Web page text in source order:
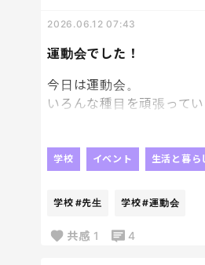
運動会でした！
2026.06.12 07:43
今日は運動会。
いろんな種目を頑張ってい
最近の時事に絡めている
昨年よりももっと頑張っ
運動会中、1年の時の担
夜はまたお疲れ様会かな！
学校 イベント 生活と暮ら
学校 #先生 学校#運動会
共感 1 4